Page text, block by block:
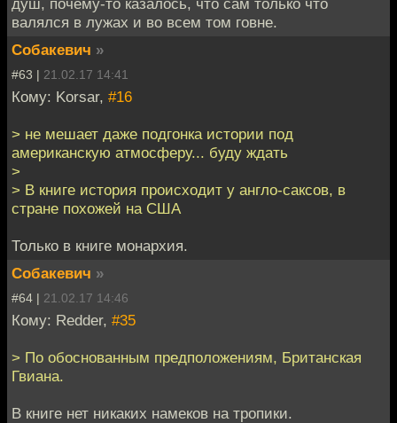
валялся в лужах и во всем том говне.
Собакевич »
#63 | 21.02.17 14:41
Кому: Korsar, #16
> не мешает даже подгонка истории под
американскую атмосферу... буду ждать
>
> В книге история происходит у англо-саксов, в
стране похожей на США
Только в книге монархия.
Собакевич »
#64 | 21.02.17 14:46
Кому: Redder, #35
> По обоснованным предположениям, Британская
Гвиана.
В книге нет никаких намеков на тропики.